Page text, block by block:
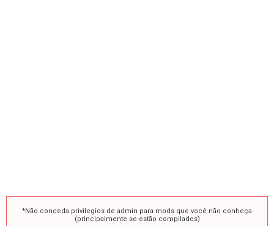
*Não conceda privilegios de admin para mods que você não conheça
(principalmente se estão compilados)